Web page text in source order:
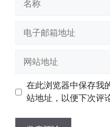
址
址
在此浏览器中保存我
站地址，以便下次评